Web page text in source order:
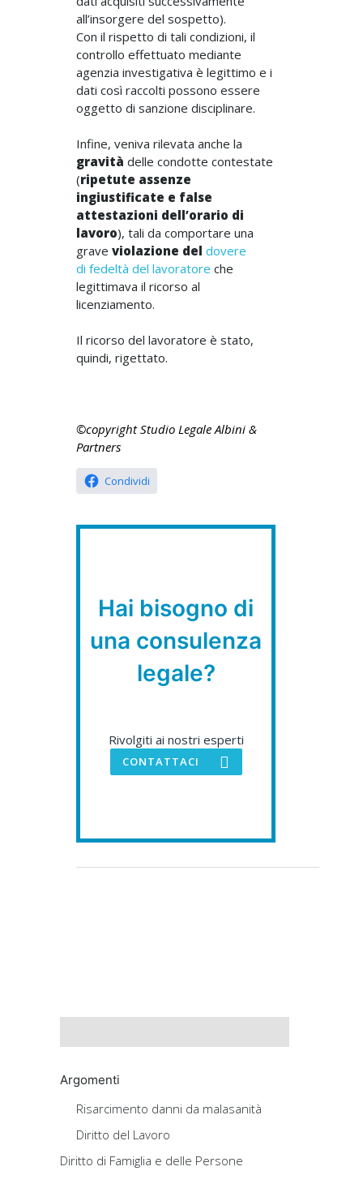
all’insorgere del sospetto).
Con il rispetto di tali condizioni, il
controllo effettuato mediante
agenzia investigativa è legittimo e i
dati così raccolti possono essere
oggetto di sanzione disciplinare.
Infine, veniva rilevata anche la
gravità delle condotte contestate
(ripetute assenze
ingiustificate e false
attestazioni dell’orario di
lavoro), tali da comportare una
grave violazione del dovere
di fedeltà del lavoratore che
legittimava il ricorso al
licenziamento.
Il ricorso del lavoratore è stato,
quindi, rigettato.
©copyright Studio Legale Albini &
Partners
Condividi
Hai bisogno di
una consulenza
legale?
Rivolgiti ai nostri esperti
CONTATTACI
Argomenti
Risarcimento danni da malasanità
Diritto del Lavoro
Diritto di Famiglia e delle Persone